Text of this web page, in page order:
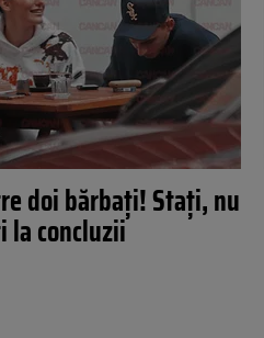
doi bărbaţi! Staţi, nu
la concluzii